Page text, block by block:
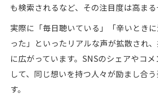
も検索されるなど、その注目度は高まる
実際に「毎日聴いている」「辛いとき
った」といったリアルな声が拡散され
に広がっています。SNSのシェアやコ
して、同じ想いを持つ人々が励まし合
す。